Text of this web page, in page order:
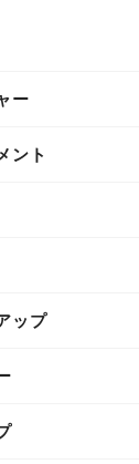
ー
ント
ップ